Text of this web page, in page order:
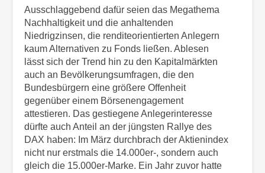
Ausschlaggebend dafür seien das Megathema
Nachhaltigkeit und die anhaltenden
Niedrigzinsen, die renditeorientierten Anlegern
kaum Alternativen zu Fonds ließen. Ablesen
lässt sich der Trend hin zu den Kapitalmärkten
auch an Bevölkerungsumfragen, die den
Bundesbürgern eine größere Offenheit
gegenüber einem Börsenengagement
attestieren. Das gestiegene Anlegerinteresse
dürfte auch Anteil an der jüngsten Rallye des
DAX haben: Im März durchbrach der Aktienindex
nicht nur erstmals die 14.000er-, sondern auch
gleich die 15.000er-Marke. Ein Jahr zuvor hatte